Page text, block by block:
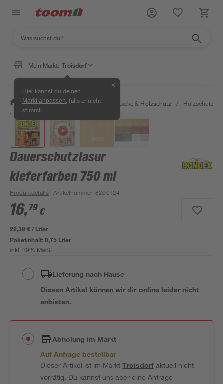
Mein Markt: Troisdorf
Hier kannst du deinen
Markt anpassen , falls er nicht
stimmt.
✕
/ Bauen & Renovieren / Farben, Lacke & Holzschutz / Holzschutz &
Dauerschutzlasur
kieferfarben 750 ml
Produktdetails | Artikelnummer: 8260124
16,79 €
22,39 € / Liter
Paketinhalt:0,75 Liter
inkl. 19% MwSt.
Lieferung nach Hause
Diesen Artikel können wir dir online leider nicht
anbieten.
Abholung im Markt
Auf Anfrage bestellbar
Dieser Artikel ist im MarktTroisdorfaktuell nicht
vorrätig. Du kannst uns aber eine Anfrage